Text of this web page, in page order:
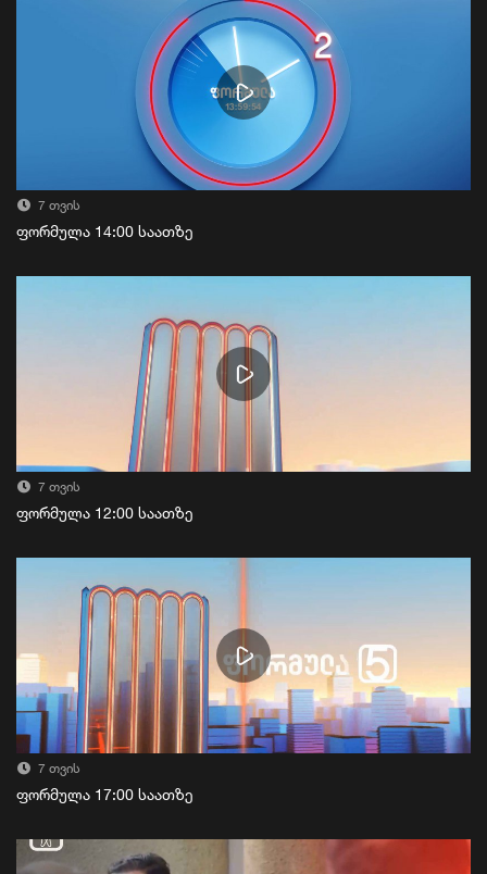
7 თვის
ფორმულა 14:00 საათზე
7 თვის
ფორმულა 12:00 საათზე
7 თვის
ფორმულა 17:00 საათზე